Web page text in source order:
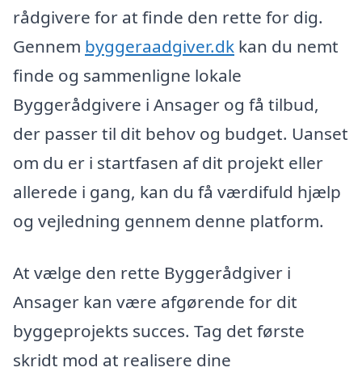
rådgivere for at finde den rette for dig.
Gennem byggeraadgiver.dk kan du nemt
finde og sammenligne lokale
Byggerådgivere i Ansager og få tilbud,
der passer til dit behov og budget. Uanset
om du er i startfasen af dit projekt eller
allerede i gang, kan du få værdifuld hjælp
og vejledning gennem denne platform.
At vælge den rette Byggerådgiver i
Ansager kan være afgørende for dit
byggeprojekts succes. Tag det første
skridt mod at realisere dine